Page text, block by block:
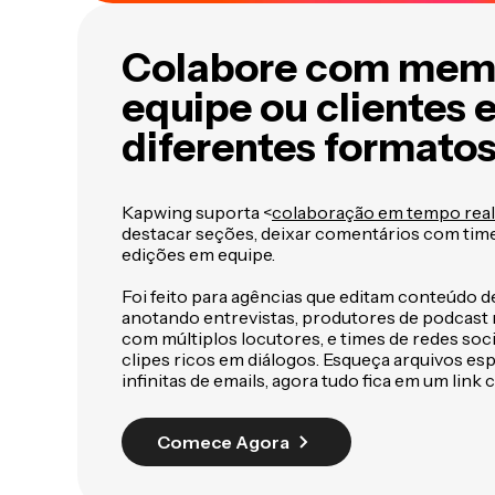
Colabore com
equipe ou clientes
diferentes
Kapwing suporta <colaboração em tempo real
destacar seções, deixar comentários com
edições em equipe.
Foi feito para agências que editam conteúdo
anotando entrevistas, produtores de
com múltiplos locutores, e times de redes
clipes ricos em diálogos. Esqueça arquivos
infinitas de emails, agora tudo fica em um link
Comece Agora